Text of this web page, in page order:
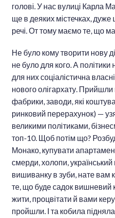
голові. У нас вулиці Карла
ще в деяких містечках,
речі. От тому маємо те, що
Не було кому творити нову
не було для кого. А політики
для них соціалістична
нового олігархату.
фабрики, заводи, які
ринковий перерахунок) —
великими політиками,
топ-10. Щоб потім що?
Монако, купувати
смерди, холопи,
вишиванку в зуби, нате вам
те, що буде садок вишневий
жити, процвітати й вами
пройшли. І та кобила